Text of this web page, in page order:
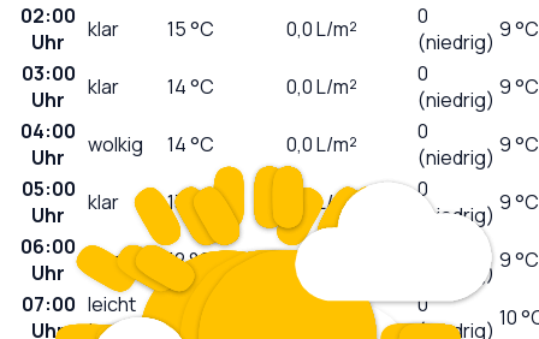
02:00
Uhr
klar 15°C 0,0L/m²
0
(niedrig) 9 °C
03:00
Uhr
klar 14°C 0,0L/m²
0
(niedrig) 9 °C
04:00
Uhr
wolkig 14°C 0,0L/m²
0
(niedrig) 9 °C
05:00
Uhr
klar 13 °C L/m²
0
(niedrig) 9 °C
06:00
Uhr
sonnig 12°C 0,0
(niedrig) 9 °C
07:00
Uhr
leicht
bewölkt
13 °C
0
(niedrig) 10